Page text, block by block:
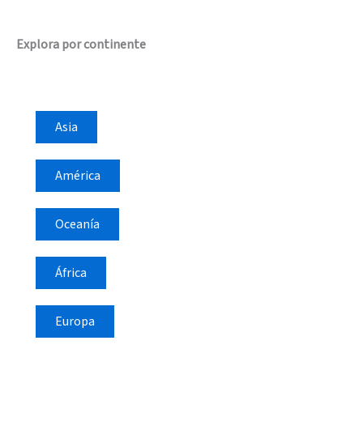
Explora por continente
Asia
América
Oceanía
África
Europa